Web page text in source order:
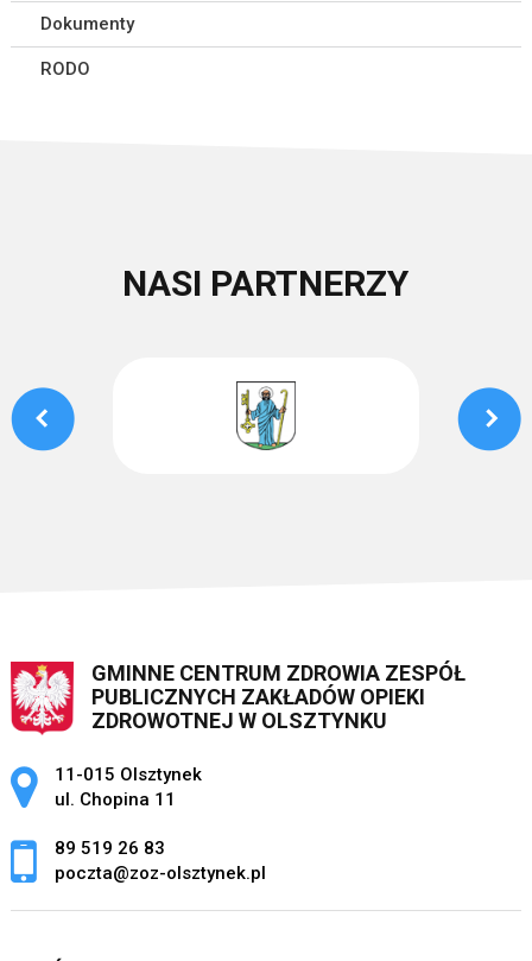
Dokumenty
RODO
NASI PARTNERZY
GMINNE CENTRUM ZDROWIA ZESPÓŁ
PUBLICZNYCH ZAKŁADÓW OPIEKI
ZDROWOTNEJ W OLSZTYNKU
Adres pocztowy:
11-015 Olsztynek
ul. Chopina 11
89 519 26 83
poczta@zoz-olsztynek.pl